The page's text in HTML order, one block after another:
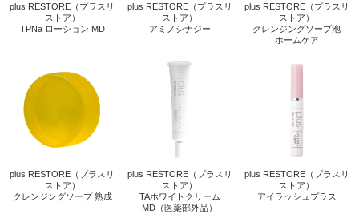
plus RESTORE（プラスリ
ストア）
TPNa ローション MD
plus RESTORE（プラスリ
ストア）
アミノシナジー
plus RESTORE（プラスリ
ストア）
クレンジングソープ泡
ホームケア
plus RESTORE（プラスリ
ストア）
クレンジングソープ 熟成
plus RESTORE（プラスリ
ストア）
TAホワイトクリーム
MD（医薬部外品）
plus RESTORE（プラスリ
ストア）
アイラッシュプラス